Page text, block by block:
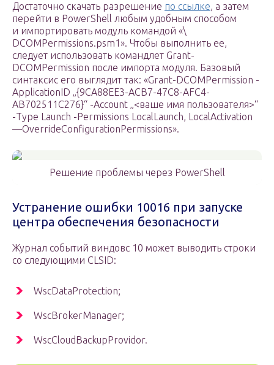
Достаточно скачать разрешение по ссылке, а затем
перейти в PowerShell любым удобным способом
и импортировать модуль командой «\
DCOMPermissions.psm1». Чтобы выполнить ее,
следует использовать командлет Grant-
DCOMPermission после импорта модуля. Базовый
синтаксис его выглядит так: «Grant-DCOMPermission -
ApplicationID „{9CA88EE3-ACB7-47C8-AFC4-
AB702511C276}“ -Account „<ваше имя пользователя>“
-Type Launch -Permissions LocalLaunch, LocalActivation
—OverrideConfigurationPermissions».
Решение проблемы через PowerShell
Устранение ошибки 10016 при запуске
центра обеспечения безопасности
Журнал событий виндовс 10 может выводить строки
со следующими CLSID:
WscDataProtection;
WscBrokerManager;
WscCloudBackupProvidor.